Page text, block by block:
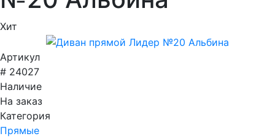
Хит
Артикул
# 24027
Наличие
На заказ
Категория
Прямые